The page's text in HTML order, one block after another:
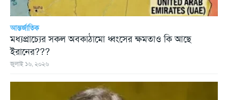
আন্তর্জাতিক
মধ্যপ্রাচ্যের সকল অবকাঠামো ধ্বংসের ক্ষমতাও কি আছে
ইরানের???
জুলাই ১৬, ২০২৬